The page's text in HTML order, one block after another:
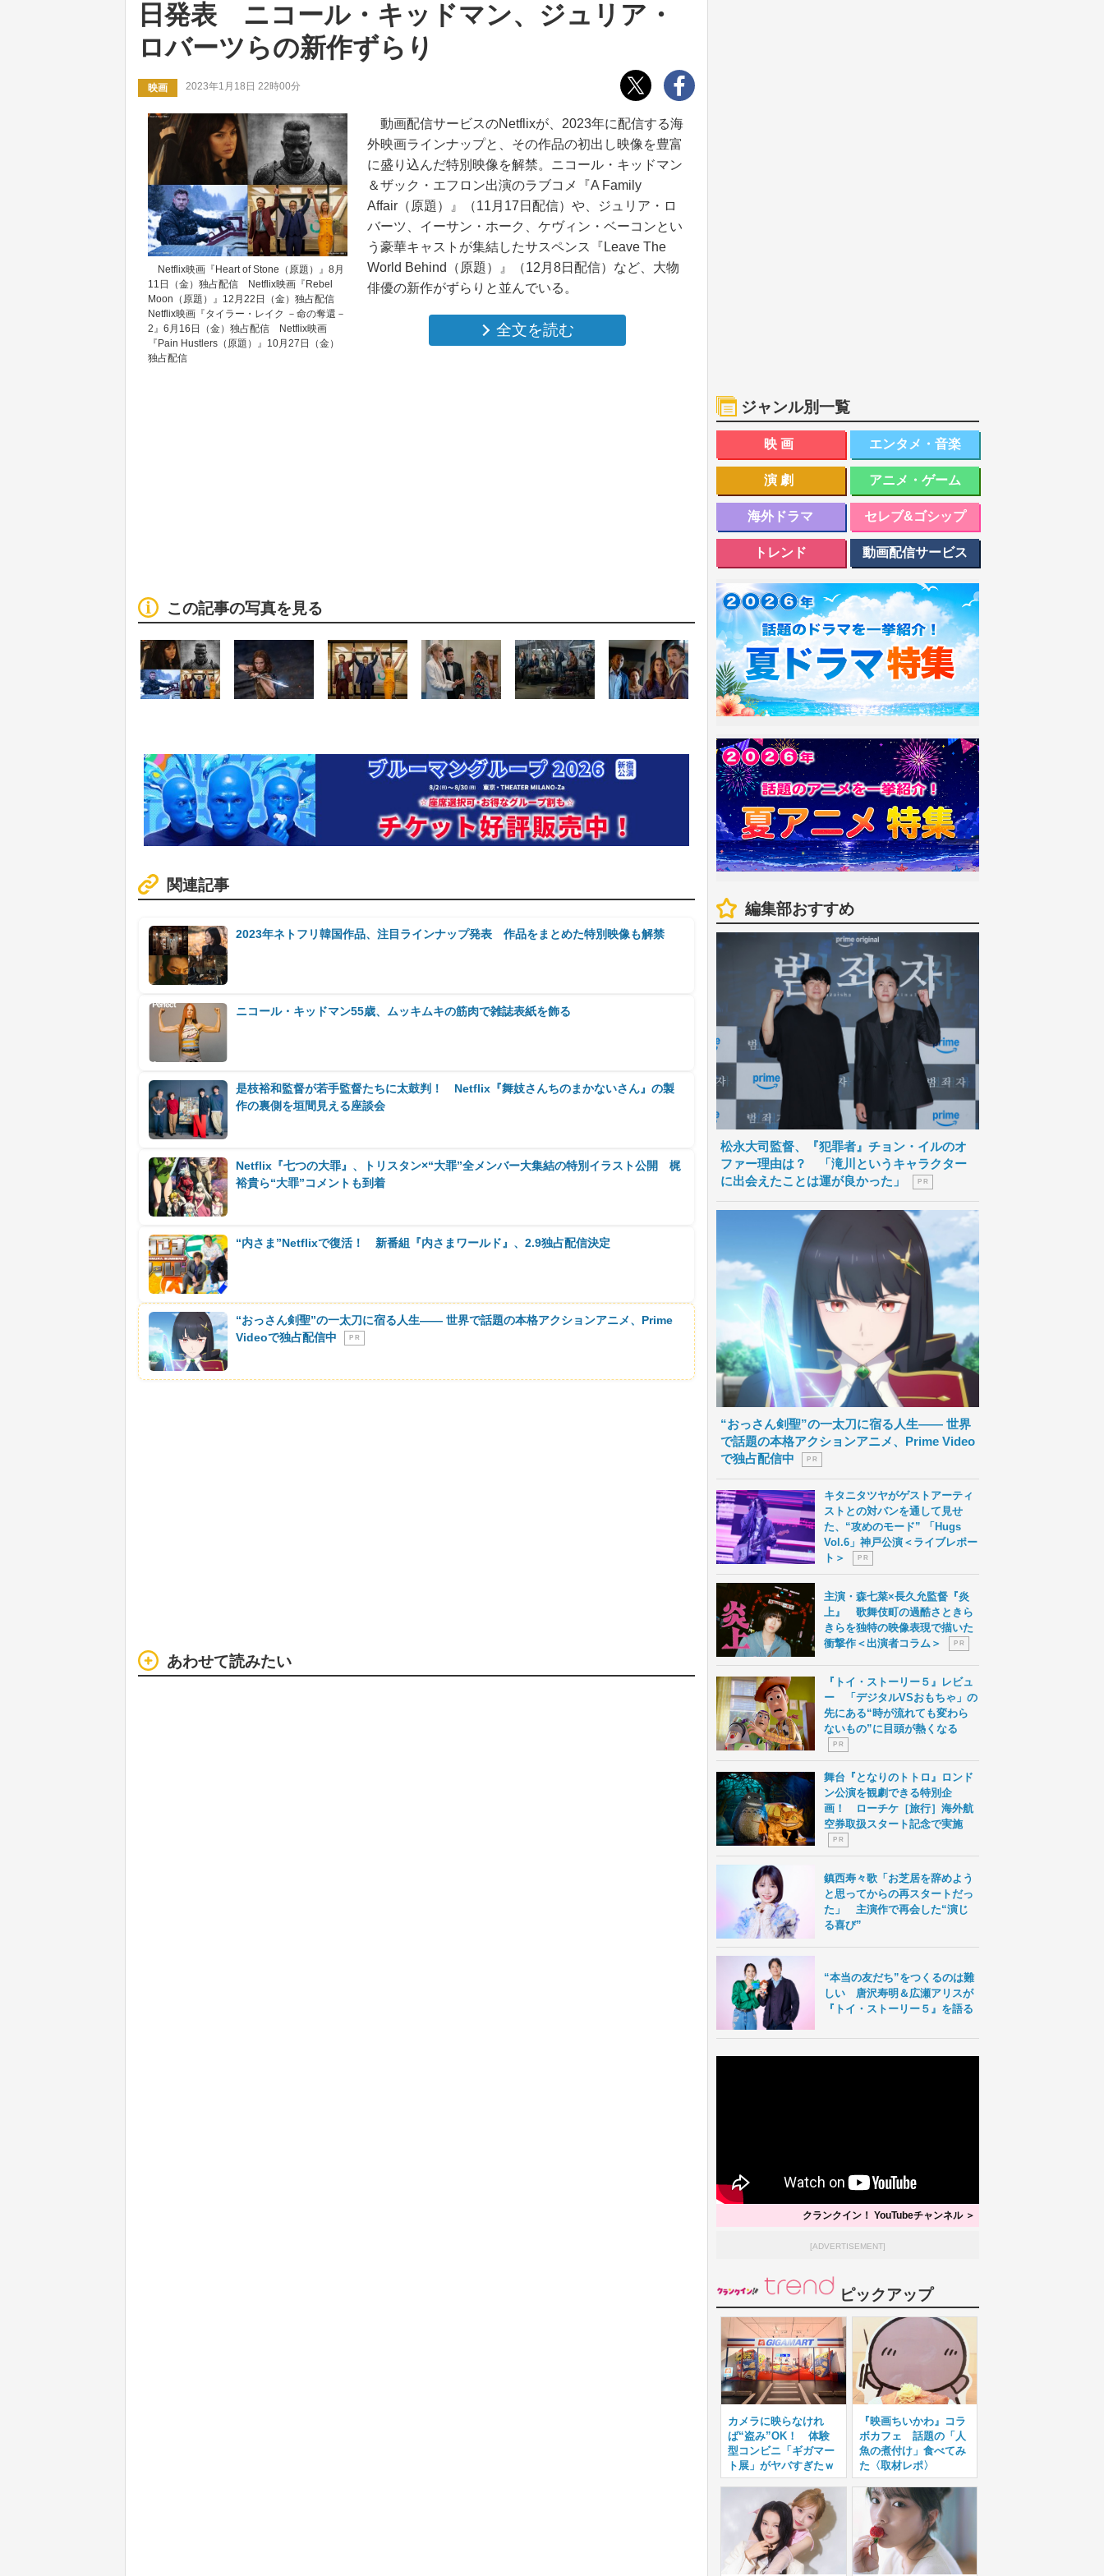
日発表 ニコール・キッドマン、ジュリア・
ロバーツらの新作ずらり
映画 2023年1月18日 22時00分
動画配信サービスのNetflixが、2023年に配信する海
外映画ラインナップと、その作品の初出し映像を豊富
に盛り込んだ特別映像を解禁。ニコール・キッドマン
＆ザック・エフロン出演のラブコメ『A Family
Affair（原題）』（11月17日配信）や、ジュリア・ロ
バーツ、イーサン・ホーク、ケヴィン・ベーコンとい
う豪華キャストが集結したサスペンス『Leave The
World Behind（原題）』（12月8日配信）など、大物
俳優の新作がずらりと並んでいる。
全文を読む
Netflix映画『Heart of Stone（原題）』8月
11日（金）独占配信 Netflix映画『Rebel
Moon（原題）』12月22日（金）独占配信
Netflix映画『タイラー・レイク －命の奪還－
2』6月16日（金）独占配信 Netflix映画
『Pain Hustlers（原題）』10月27日（金）
独占配信
この記事の写真を見る
関連記事
2023年ネトフリ韓国作品、注目ラインナップ発表 作品をまとめた特別映像も解禁
ニコール・キッドマン55歳、ムッキムキの筋肉で雑誌表紙を飾る
是枝裕和監督が若手監督たちに太鼓判！ Netflix『舞妓さんちのまかないさん』の製
作の裏側を垣間見える座談会
Netflix『七つの大罪』、トリスタン×“大罪”全メンバー大集結の特別イラスト公開 梶
裕貴ら“大罪”コメントも到着
“内さま”Netflixで復活！ 新番組『内さまワールド』、2.9独占配信決定
“おっさん剣聖”の一太刀に宿る人生―― 世界で話題の本格アクションアニメ、Prime
Videoで独占配信中
P R
あわせて読みたい
ジャンル別一覧
映画 エンタメ・音楽
演劇 アニメ・ゲーム
海外ドラマ セレブ&ゴシップ
トレンド 動画配信サービス
編集部おすすめ
松永大司監督、『犯罪者』チョン・イルのオ
ファー理由は？ 「滝川というキャラクター
に出会えたことは運が良かった」
P R
“おっさん剣聖”の一太刀に宿る人生―― 世界
で話題の本格アクションアニメ、Prime Video
で独占配信中
P R
キタニタツヤがゲストアーティ
ストとの対バンを通して見せ
た、“攻めのモード” 「Hugs
Vol.6」神戸公演＜ライブレポー
ト＞
P R
主演・森七菜×長久允監督『炎
上』 歌舞伎町の過酷さときら
きらを独特の映像表現で描いた
衝撃作＜出演者コラム＞
P R
『トイ・ストーリー５』レビュ
ー 「デジタルVSおもちゃ」の
先にある“時が流れても変わら
ないもの”に目頭が熱くなる
P R
舞台『となりのトトロ』ロンド
ン公演を観劇できる特別企
画！ ローチケ［旅行］海外航
空券取扱スタート記念で実施
P R
鎮西寿々歌「お芝居を辞めよう
と思ってからの再スタートだっ
た」 主演作で再会した“演じ
る喜び”
“本当の友だち”をつくるのは難
しい 唐沢寿明＆広瀬アリスが
『トイ・ストーリー５』を語る
クランクイン！ YouTubeチャンネル ＞
[ADVERTISEMENT]
ピックアップ
カメラに映らなけれ
ば“盗み”OK！ 体験
型コンビニ「ギガマー
ト展」がヤバすぎたｗ
『映画ちいかわ』コラ
ボカフェ 話題の「人
魚の煮付け」食べてみ
た〈取材レポ〉